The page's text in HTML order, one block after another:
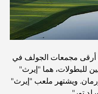
شامل للآباء
رحلة طهي
أرقى مجمعات الجولف في
للبطولات، هما "إيرث"
ويشتهر ملعب "إيرث"